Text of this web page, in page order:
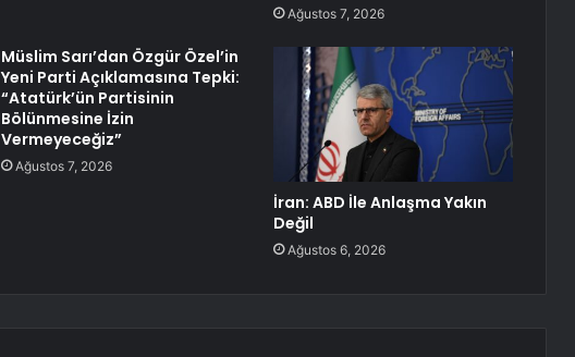
Ağustos 7, 2026
Müslim Sarı’dan Özgür Özel’in
Yeni Parti Açıklamasına Tepki:
“Atatürk’ün Partisinin
Bölünmesine İzin
Vermeyeceğiz”
Ağustos 7, 2026
İran: ABD İle Anlaşma Yakın
Değil
Ağustos 6, 2026